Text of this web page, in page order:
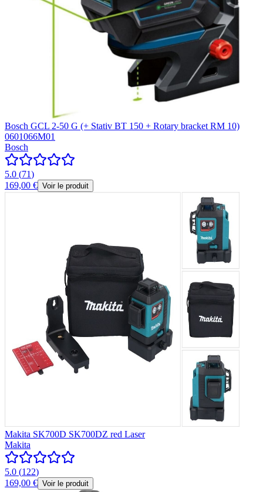
Bosch GCL 2-50 G (+ Stativ BT 150 + Rotary bracket RM 10)
0601066M01
Bosch
5.0 (71)
169,00 € Voir le produit
Makita SK700D SK700DZ red Laser
Makita
5.0 (122)
169,00 € Voir le produit